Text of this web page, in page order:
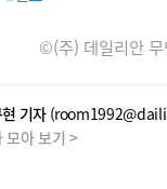
©(주) 데일리안 무
기자
모아 보기 >